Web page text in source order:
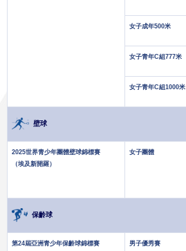
女子成年500米
女子青年C組777米
女子青年C組1000米
壁球
2025世界青少年團體壁球錦標賽
（埃及新開羅）
女子團體
保齡球
第24屆亞洲青少年保齡球錦標賽
男子優秀賽